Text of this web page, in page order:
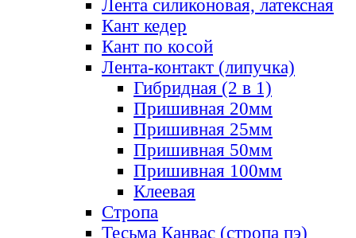
Лента силиконовая, латексная
Кант кедер
Кант по косой
Лента-контакт (липучка)
Гибридная (2 в 1)
Пришивная 20мм
Пришивная 25мм
Пришивная 50мм
Пришивная 100мм
Клеевая
Стропа
Тесьма Канвас (стропа пэ)